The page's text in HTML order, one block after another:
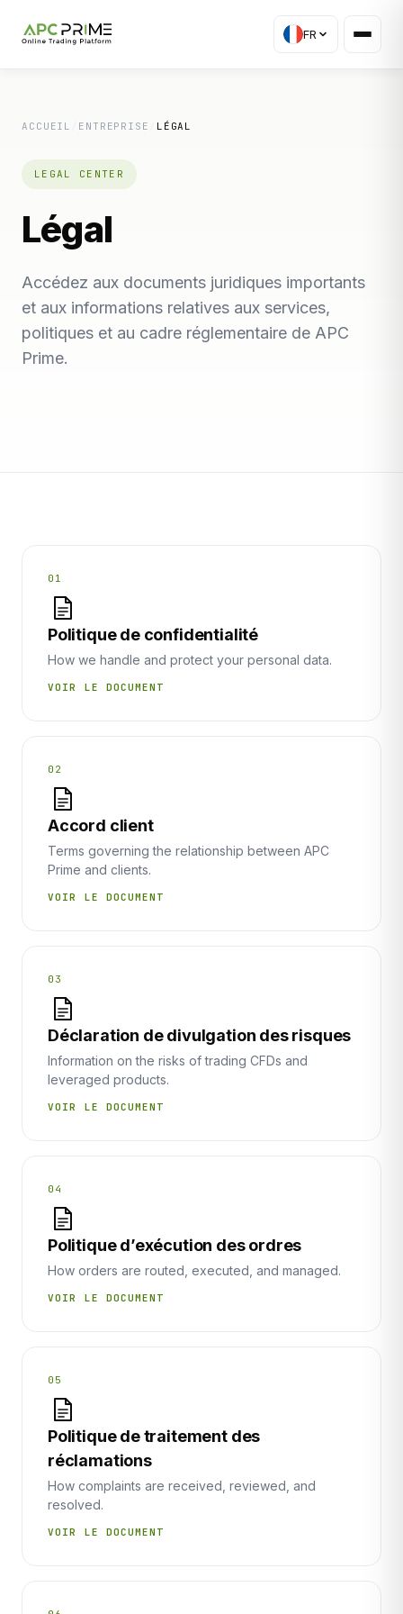
FR
ACCUEIL ENTREPRISE LÉGAL
LEGAL CENTER
Légal
Accédez aux documents juridiques importants
et aux informations relatives aux services,
politiques et au cadre réglementaire de APC
Prime.
01
Politique de confidentialité
How we handle and protect your personal data.
VOIR LE DOCUMENT
02
Accord client
Terms governing the relationship between APC
Prime and clients.
VOIR LE DOCUMENT
03
Déclaration de divulgation des risques
Information on the risks of trading CFDs and
leveraged products.
VOIR LE DOCUMENT
04
Politique d’exécution des ordres
How orders are routed, executed, and managed.
VOIR LE DOCUMENT
05
Politique de traitement des
réclamations
How complaints are received, reviewed, and
resolved.
VOIR LE DOCUMENT